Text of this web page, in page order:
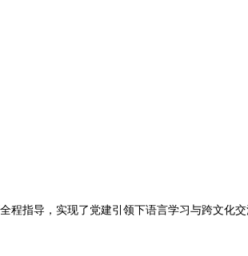
程指导，实现了党建引领下语言学习与跨文化交